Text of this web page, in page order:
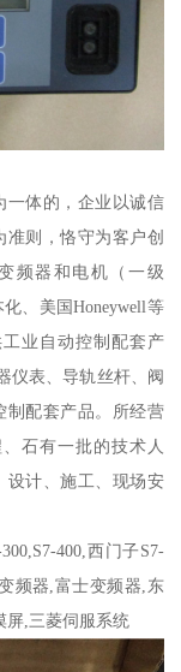
一体的，企业以诚信
则，恪守为客户创
频器和电机（一级
、美国Honeywell等
业自动控制配套产
仪表、导轨丝杆、阀
制配套产品。所经营
石有一批的技术人
设计、施工、现场安
400,西门子S7-
频器,富士变频器,东
屏,三菱伺服系统